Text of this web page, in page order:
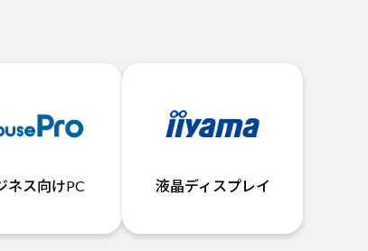
ネス向けPC 液晶ディスプレイ